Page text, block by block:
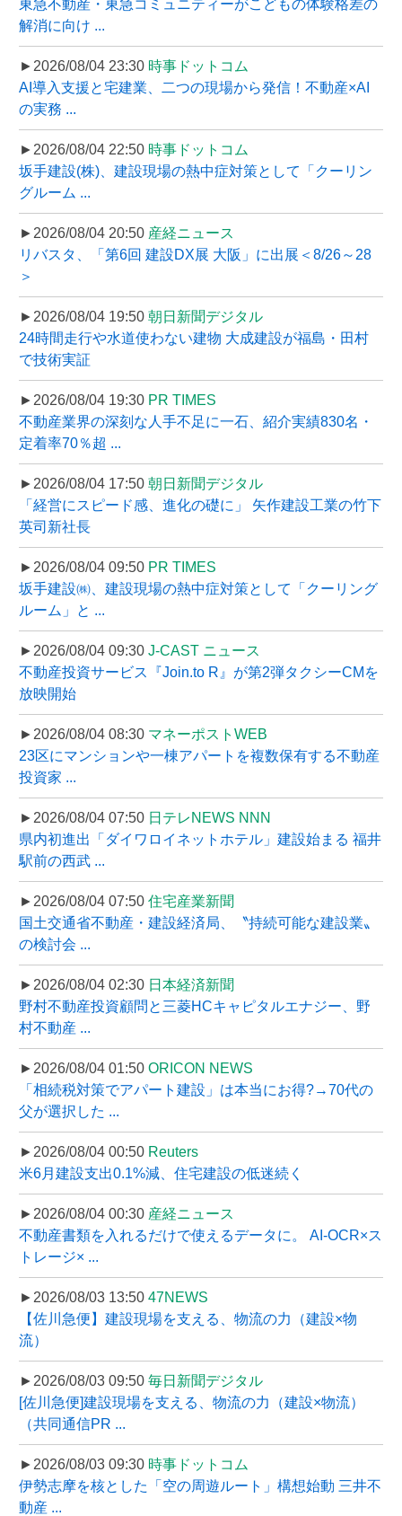
東急不動産・東急コミュニティーがこどもの体験格差の
解消に向け ...
►2026/08/04 23:30 時事ドットコム
AI導入支援と宅建業、二つの現場から発信！不動産×AI
の実務 ...
►2026/08/04 22:50 時事ドットコム
坂手建設(株)、建設現場の熱中症対策として「クーリン
グルーム ...
►2026/08/04 20:50 産経ニュース
リバスタ、「第6回 建設DX展 大阪」に出展＜8/26～28
＞
►2026/08/04 19:50 朝日新聞デジタル
24時間走行や水道使わない建物 大成建設が福島・田村
で技術実証
►2026/08/04 19:30 PR TIMES
不動産業界の深刻な人手不足に一石、紹介実績830名・
定着率70％超 ...
►2026/08/04 17:50 朝日新聞デジタル
「経営にスピード感、進化の礎に」 矢作建設工業の竹下
英司新社長
►2026/08/04 09:50 PR TIMES
坂手建設㈱、建設現場の熱中症対策として「クーリング
ルーム」と ...
►2026/08/04 09:30 J-CAST ニュース
不動産投資サービス『Join.to R』が第2弾タクシーCMを
放映開始
►2026/08/04 08:30 マネーポストWEB
23区にマンションや一棟アパートを複数保有する不動産
投資家 ...
►2026/08/04 07:50 日テレNEWS NNN
県内初進出「ダイワロイネットホテル」建設始まる 福井
駅前の西武 ...
►2026/08/04 07:50 住宅産業新聞
国土交通省不動産・建設経済局、〝持続可能な建設業〟
の検討会 ...
►2026/08/04 02:30 日本経済新聞
野村不動産投資顧問と三菱HCキャピタルエナジー、野
村不動産 ...
►2026/08/04 01:50 ORICON NEWS
「相続税対策でアパート建設」は本当にお得?→70代の
父が選択した ...
►2026/08/04 00:50 Reuters
米6月建設支出0.1%減、住宅建設の低迷続く
►2026/08/04 00:30 産経ニュース
不動産書類を入れるだけで使えるデータに。 AI-OCR×ス
トレージ× ...
►2026/08/03 13:50 47NEWS
【佐川急便】建設現場を支える、物流の力（建設×物
流）
►2026/08/03 09:50 毎日新聞デジタル
[佐川急便]建設現場を支える、物流の力（建設×物流）
（共同通信PR ...
►2026/08/03 09:30 時事ドットコム
伊勢志摩を核とした「空の周遊ルート」構想始動 三井不
動産 ...